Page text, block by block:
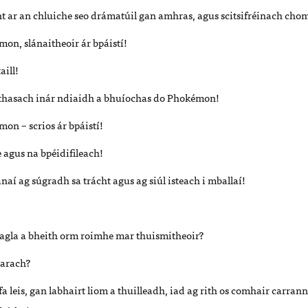
ar an chluiche seo drámatúil gan amhras, agus scitsifréinach
slánaitheoir ár bpáistí!
inár ndiaidh a bhuíochas do Phokémon!
– scrios ár bpáistí!
na bpéidifileach!
ag súgradh sa trácht agus ag siúl isteach i mballaí!
a bheith orm roimhe mar thuismitheoir?
leis, gan labhairt liom a thuilleadh, iad ag rith os comhair